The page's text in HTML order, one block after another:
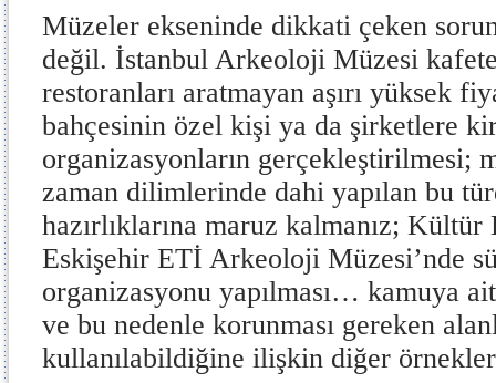
Müzeler ekseninde dikkati çeken
değil. İstanbul Arkeoloji Müzesi
restoranları aratmayan aşırı yüksek
bahçesinin özel kişi ya da şirketlere
organizasyonların gerçekleştirilmesi;
zaman dilimlerinde dahi yapılan bu
hazırlıklarına maruz kalmanız; Kültür
Eskişehir ETİ Arkeoloji Müzesi’nde
organizasyonu yapılması… kamuya
ve bu nedenle korunması gereken
kullanılabildiğine ilişkin diğer